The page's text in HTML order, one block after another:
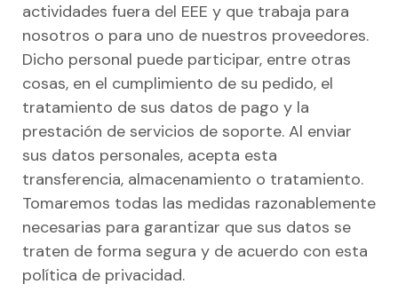
actividades fuera del EEE y que trabaja para
nosotros o para uno de nuestros proveedores.
Dicho personal puede participar, entre otras
cosas, en el cumplimiento de su pedido, el
tratamiento de sus datos de pago y la
prestación de servicios de soporte. Al enviar
sus datos personales, acepta esta
transferencia, almacenamiento o tratamiento.
Tomaremos todas las medidas razonablemente
necesarias para garantizar que sus datos se
traten de forma segura y de acuerdo con esta
política de privacidad.